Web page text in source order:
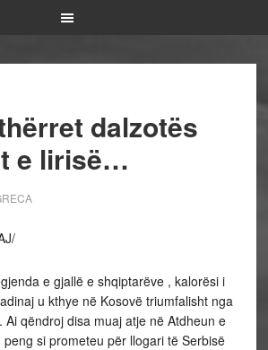
dalzotës
e lirisë…
e gjallë e shqiptarëve , kalorësi i
u kthye në Kosovë triumfalisht nga
Ai qëndroj disa muaj atje në Atdheun e
peng si prometeu për llogari të Serbisë